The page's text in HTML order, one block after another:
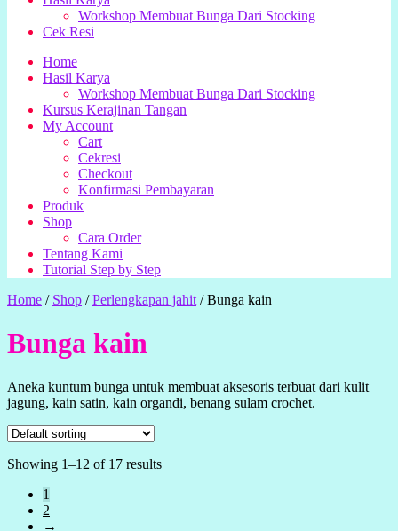
Workshop Membuat Bunga Dari Stocking
Cek Resi
Home
Hasil Karya
Workshop Membuat Bunga Dari Stocking
Kursus Kerajinan Tangan
My Account
Cart
Cekresi
Checkout
Konfirmasi Pembayaran
Produk
Shop
Cara Order
Tentang Kami
Tutorial Step by Step
Home / Shop /Perlengkapan jahit /Bunga kain
Bunga kain
Aneka kuntum bunga untuk membuat aksesoris terbuat dari kulit
jagung, kain satin, kain organdi, benang sulam crochet.
Showing 1–12 of 17 results
1
2
→